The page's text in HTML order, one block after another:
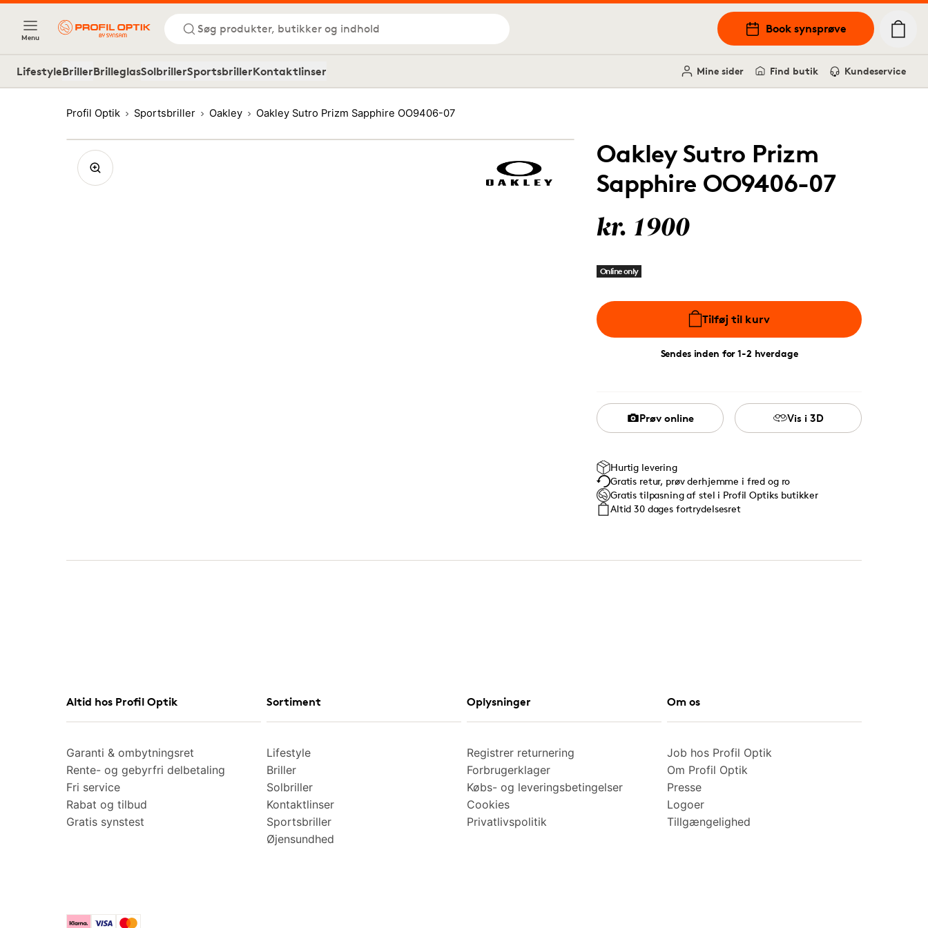
Menu
Søg produkter, butikker og indhold Book synsprøve
LifestyleBrillerBrilleglasSolbrillerSportsbrillerKontaktlinser Mine sider Find butik Kundeservice
Profil Optik Sportsbriller Oakley Oakley Sutro Prizm Sapphire OO9406-07
Oakley Sutro Prizm
Sapphire OO9406-07
kr. 1900
Online only
Tilføj til kurv
Sendes inden for 1-2 hverdage
Prøv online Vis i 3D
Hurtig levering
Gratis retur, prøv derhjemme i fred og ro
Gratis tilpasning af stel i Profil Optiks butikker
Altid 30 dages fortrydelsesret
Altid hos Profil Optik
Garanti & ombytningsret
Rente- og gebyrfri delbetaling
Fri service
Rabat og tilbud
Gratis synstest
Sortiment
Lifestyle
Briller
Solbriller
Kontaktlinser
Sportsbriller
Øjensundhed
Oplysninger
Registrer returnering
Forbrugerklager
Købs- og leveringsbetingelser
Cookies
Privatlivspolitik
Om os
Job hos Profil Optik
Om Profil Optik
Presse
Logoer
Tillgængelighed
KlarnaVisa Mastercard